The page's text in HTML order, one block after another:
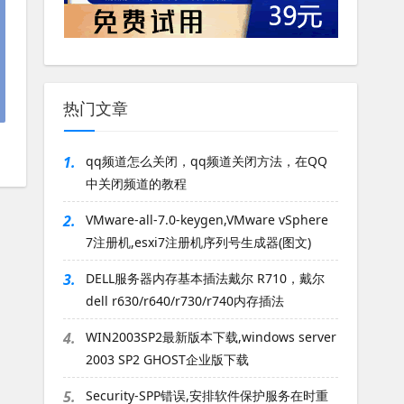
热门文章
1.
qq频道怎么关闭，qq频道关闭方法，在QQ
中关闭频道的教程
2.
VMware-all-7.0-keygen,VMware vSphere
7注册机,esxi7注册机序列号生成器(图文)
3.
DELL服务器内存基本插法戴尔 R710，戴尔
dell r630/r640/r730/r740内存插法
4.
WIN2003SP2最新版本下载,windows server
2003 SP2 GHOST企业版下载
5. Security-SPP错误,安排软件保护服务在时重